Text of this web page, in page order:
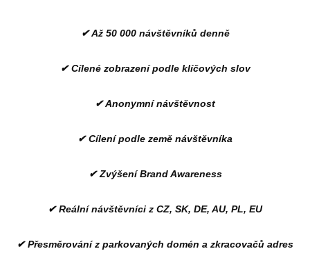
✔ Až 50 000 návštěvníků denně
✔ Cílené zobrazení podle klíčových slov
✔ Anonymní návštěvnost
✔ Cílení podle země návštěvníka
✔ Zvýšení Brand Awareness
✔ Reální návštěvníci z CZ, SK, DE, AU, PL, EU
✔ Přesměrování z parkovaných domén a zkracovačů adres